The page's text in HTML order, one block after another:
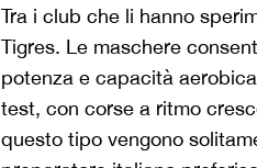
Tra i club che li hanno
Tigres. Le maschere
potenza e capacità
test, con corse a ritmo
questo tipo vengono